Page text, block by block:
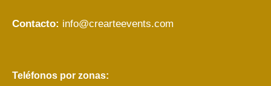
Contacto: info@crearteevents.com
Teléfonos por zonas: